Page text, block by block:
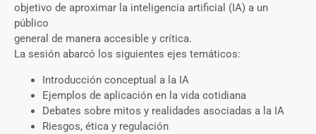
objetivo de aproximar la inteligencia artificial (IA) a un
público
general de manera accesible y crítica.
La sesión abarcó los siguientes ejes temáticos:
Introducción conceptual a la IA
Ejemplos de aplicación en la vida cotidiana
Debates sobre mitos y realidades asociadas a la IA
Riesgos, ética y regulación